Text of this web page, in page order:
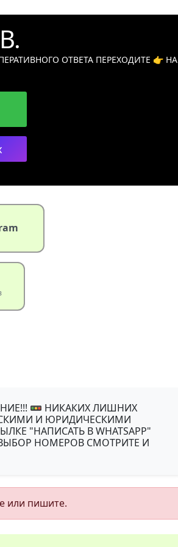
ОТВЕТА ПЕРЕХОДИТЕ 👉 НА
🚥 НИКАКИХ ЛИШНИХ
И ЮРИДИЧЕСКИМИ
"НАПИСАТЬ В WHATSAPP"
НОМЕРОВ СМОТРИТЕ И
или пишите.